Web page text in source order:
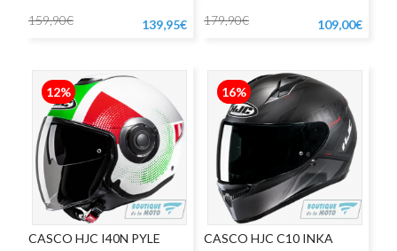
159,90€
139,95€
179,90€
109,00€
12%
CASCO HJC I40N PYLE
16%
CASCO HJC C10 INKA